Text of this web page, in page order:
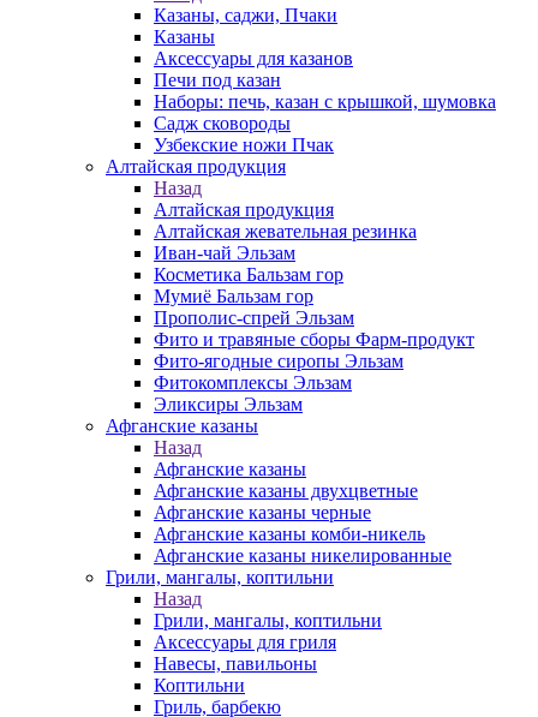
Казаны, саджи, Пчаки
Казаны
Аксессуары для казанов
Печи под казан
Наборы: печь, казан с крышкой, шумовка
Садж сковороды
Узбекские ножи Пчак
Алтайская продукция
Назад
Алтайская продукция
Алтайская жевательная резинка
Иван-чай Эльзам
Косметика Бальзам гор
Мумиё Бальзам гор
Прополис-спрей Эльзам
Фито и травяные сборы Фарм-продукт
Фито-ягодные сиропы Эльзам
Фитокомплексы Эльзам
Эликсиры Эльзам
Афганские казаны
Назад
Афганские казаны
Афганские казаны двухцветные
Афганские казаны черные
Афганские казаны комби-никель
Афганские казаны никелированные
Грили, мангалы, коптильни
Назад
Грили, мангалы, коптильни
Аксессуары для гриля
Навесы, павильоны
Коптильни
Гриль, барбекю